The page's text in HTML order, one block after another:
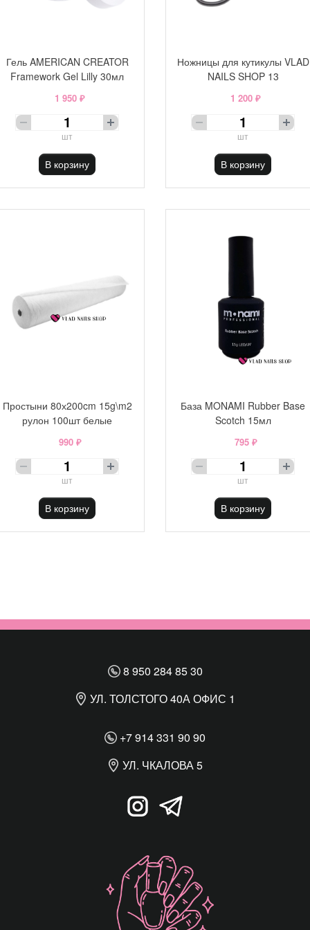
Гель AMERICAN CREATOR
Framework Gel Lilly 30мл
1 950 ₽
шт
В корзину
Ножницы для кутикулы VLAD
NAILS SHOP 13
1 200 ₽
шт
В корзину
Простыни 80х200cm 15g\m2
рулон 100шт белые
990 ₽
шт
В корзину
База MONAMI Rubber Base
Scotch 15мл
795 ₽
шт
В корзину
8 950 284 85 30
УЛ. ТОЛСТОГО 40А ОФИС 1
+7 914 331 90 90
УЛ. ЧКАЛОВА 5